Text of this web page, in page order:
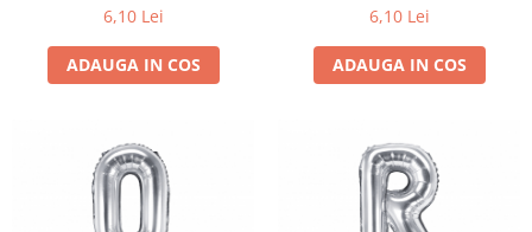
6,10 Lei
ADAUGA IN COS
6,10 Lei
ADAUGA IN COS